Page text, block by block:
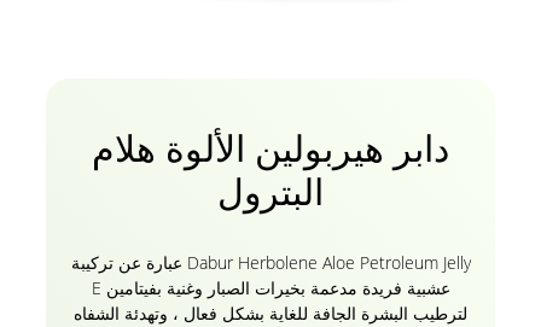
دابر هيربولين الألوة هلام
البترول
Dabur Herbolene Aloe Petroleum Jelly عبارة عن تركيبة
عشبية فريدة مدعمة بخيرات الصبار وغنية بفيتامين E
لترطيب البشرة الجافة للغاية بشكل فعال ، وتهدئة الشفاه